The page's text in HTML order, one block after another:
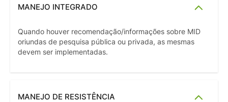
MANEJO INTEGRADO
Quando houver recomendação/informações sobre MID
oriundas de pesquisa pública ou privada, as mesmas
devem ser implementadas.
MANEJO DE RESISTÊNCIA